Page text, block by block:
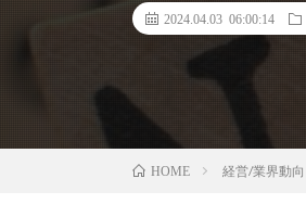
2024.04.03 06:00:14
HOME 経営/業界動向